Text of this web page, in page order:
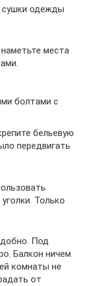
сушки одежды
места
болтами с
бельевую
передвигать
Только
Под
Балкон ничем
комнаты не
от